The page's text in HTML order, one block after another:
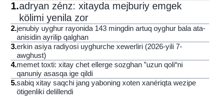
1.adryan zénz: xitayda mejburiy emgek
kölimi yenila zor
2.jenubiy uyghur rayonida 143 mingdin artuq oyghur bala ata-
anisidin ayrilip qalghan
3.erkin asiya radiyosi uyghurche xewerliri (2026-yili 7-
awghust)
4.memet toxti: xitay chet ellerge sozghan ”uzun qoli“ni
qanuniy asasqa ige qildi
5.sabiq xitay saqchi jang yaboning xoten xanériqta wezipe
ötigenliki delillendi